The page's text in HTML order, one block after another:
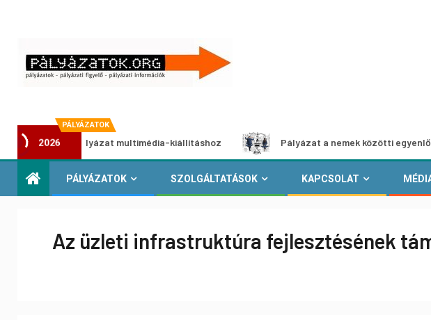
PÁLYÁZATOK
2026
pályázat multimédia-kiállításhoz Pályázat a nemek közötti egyenlőség
PÁLYÁZATOK SZOLGÁLTATÁSOK KAPCSOLAT
Az üzleti infrastruktúra fejlesztésének